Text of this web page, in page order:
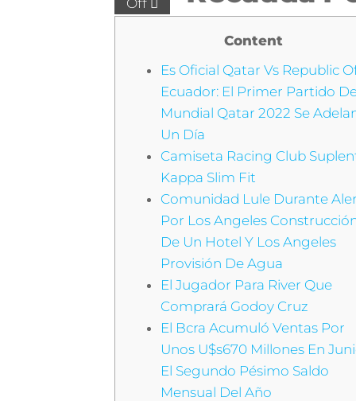
Off
Content
Es Oficial Qatar Vs Republic
Ecuador: El Primer Partido
Mundial Qatar 2022 Se
Un Día
Camiseta Racing Club
Kappa Slim Fit
Comunidad Lule Durante
Por Los Angeles
De Un Hotel Y Los Angeles
Provisión De Agua
El Jugador Para River Que
Comprará Godoy Cruz
El Bcra Acumuló Ventas Por
Unos U$s670 Millones En
El Segundo Pésimo Saldo
Mensual Del Año